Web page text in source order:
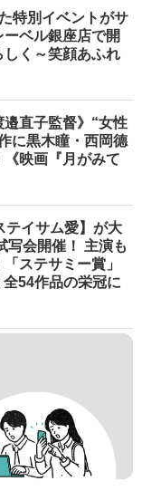
特別イベントがサ
ベル銀座店で開
く～笑顔あふれ
邉直子監督》“女性
に黒木瞳・西岡德
映画『月がみて
テイサム愛】が大
写会開催！ 主演も
ステサミー賞」
54作品の栄冠に